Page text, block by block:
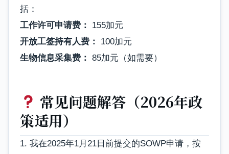
括：
工作许可申请费：
155加元
开放工签持有人费：
100加元
生物信息采集费： 85加元（如需要）
常见问题解答（2026年政
策适用）
1. 我在2025年1月21日前提交的SOWP申请，按